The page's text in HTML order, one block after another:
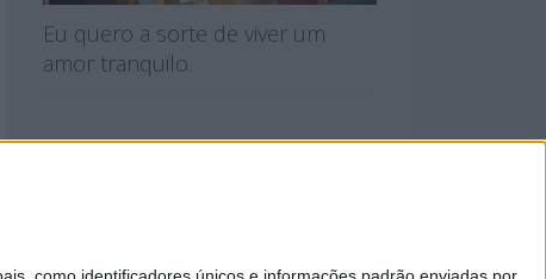
Eu quero a sorte de viver um
amor tranquilo.